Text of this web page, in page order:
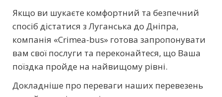
Якщо ви шукаєте комфортний та безпечний
спосіб дістатися з Луганська до Дніпра,
компанія «Crimea-bus» готова запропонувати
вам свої послуги та переконайтеся, що Ваша
поїздка пройде на найвищому рівні.
Докладніше про переваги наших перевезень